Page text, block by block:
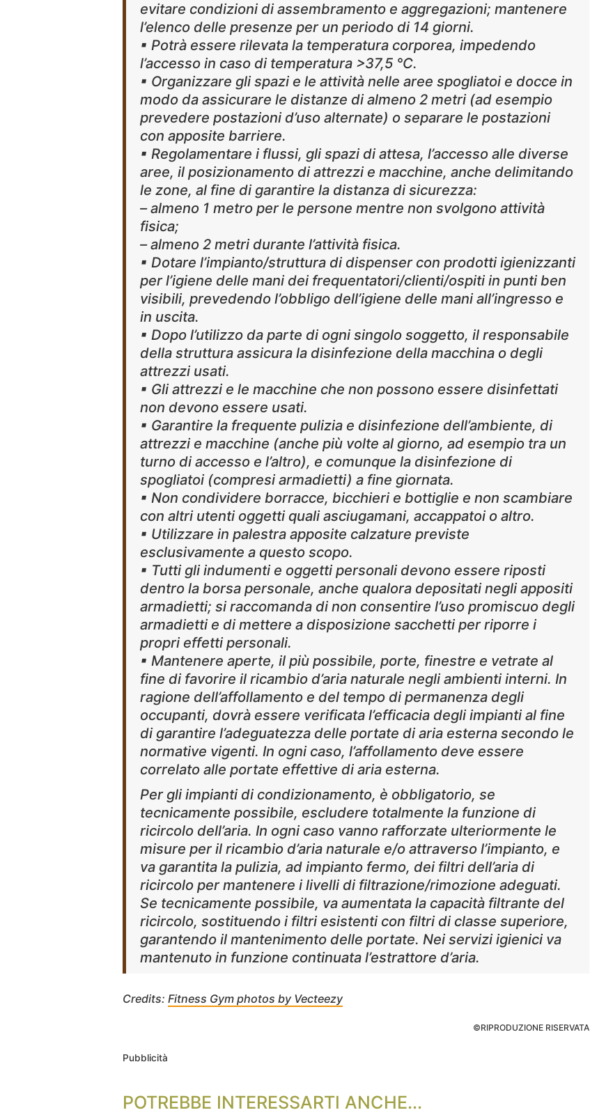
evitare condizioni di assembramento e aggregazioni; mantenere
l’elenco delle presenze per un periodo di 14 giorni.
▪ Potrà essere rilevata la temperatura corporea, impedendo
l’accesso in caso di temperatura >37,5 °C.
▪ Organizzare gli spazi e le attività nelle aree spogliatoi e docce in
modo da assicurare le distanze di almeno 2 metri (ad esempio
prevedere postazioni d’uso alternate) o separare le postazioni
con apposite barriere.
▪ Regolamentare i flussi, gli spazi di attesa, l’accesso alle diverse
aree, il posizionamento di attrezzi e macchine, anche delimitando
le zone, al fine di garantire la distanza di sicurezza:
– almeno 1 metro per le persone mentre non svolgono attività
fisica;
– almeno 2 metri durante l’attività fisica.
▪ Dotare l’impianto/struttura di dispenser con prodotti igienizzanti
per l’igiene delle mani dei frequentatori/clienti/ospiti in punti ben
visibili, prevedendo l’obbligo dell’igiene delle mani all’ingresso e
in uscita.
▪ Dopo l’utilizzo da parte di ogni singolo soggetto, il responsabile
della struttura assicura la disinfezione della macchina o degli
attrezzi usati.
▪ Gli attrezzi e le macchine che non possono essere disinfettati
non devono essere usati.
▪ Garantire la frequente pulizia e disinfezione dell’ambiente, di
attrezzi e macchine (anche più volte al giorno, ad esempio tra un
turno di accesso e l’altro), e comunque la disinfezione di
spogliatoi (compresi armadietti) a fine giornata.
▪ Non condividere borracce, bicchieri e bottiglie e non scambiare
con altri utenti oggetti quali asciugamani, accappatoi o altro.
▪ Utilizzare in palestra apposite calzature previste
esclusivamente a questo scopo.
▪ Tutti gli indumenti e oggetti personali devono essere riposti
dentro la borsa personale, anche qualora depositati negli appositi
armadietti; si raccomanda di non consentire l’uso promiscuo degli
armadietti e di mettere a disposizione sacchetti per riporre i
propri effetti personali.
▪ Mantenere aperte, il più possibile, porte, finestre e vetrate al
fine di favorire il ricambio d’aria naturale negli ambienti interni. In
ragione dell’affollamento e del tempo di permanenza degli
occupanti, dovrà essere verificata l’efficacia degli impianti al fine
di garantire l’adeguatezza delle portate di aria esterna secondo le
normative vigenti. In ogni caso, l’affollamento deve essere
correlato alle portate effettive di aria esterna.
Per gli impianti di condizionamento, è obbligatorio, se
tecnicamente possibile, escludere totalmente la funzione di
ricircolo dell’aria. In ogni caso vanno rafforzate ulteriormente le
misure per il ricambio d’aria naturale e/o attraverso l’impianto, e
va garantita la pulizia, ad impianto fermo, dei filtri dell’aria di
ricircolo per mantenere i livelli di filtrazione/rimozione adeguati.
Se tecnicamente possibile, va aumentata la capacità filtrante del
ricircolo, sostituendo i filtri esistenti con filtri di classe superiore,
garantendo il mantenimento delle portate. Nei servizi igienici va
mantenuto in funzione continuata l’estrattore d’aria.
Credits: Fitness Gym photos by Vecteezy
©RIPRODUZIONE RISERVATA
Pubblicità
POTREBBE INTERESSARTI ANCHE...